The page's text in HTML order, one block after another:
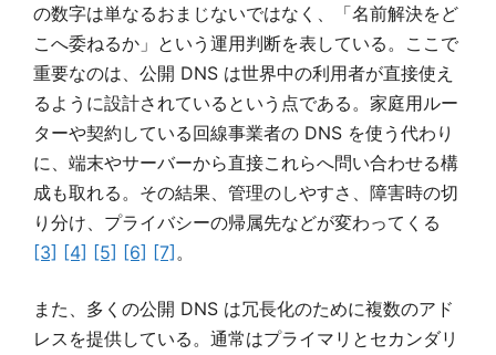
の数字は単なるおまじないではなく、「名前解決をど
こへ委ねるか」という運用判断を表している。ここで
重要なのは、公開 DNS は世界中の利用者が直接使え
るように設計されているという点である。家庭用ルー
ターや契約している回線事業者の DNS を使う代わり
に、端末やサーバーから直接これらへ問い合わせる構
成も取れる。その結果、管理のしやすさ、障害時の切
り分け、プライバシーの帰属先などが変わってくる
[3] [4] [5] [6] [7] 。
また、多くの公開 DNS は冗長化のために複数のアド
レスを提供している。通常はプライマリとセカンダリ